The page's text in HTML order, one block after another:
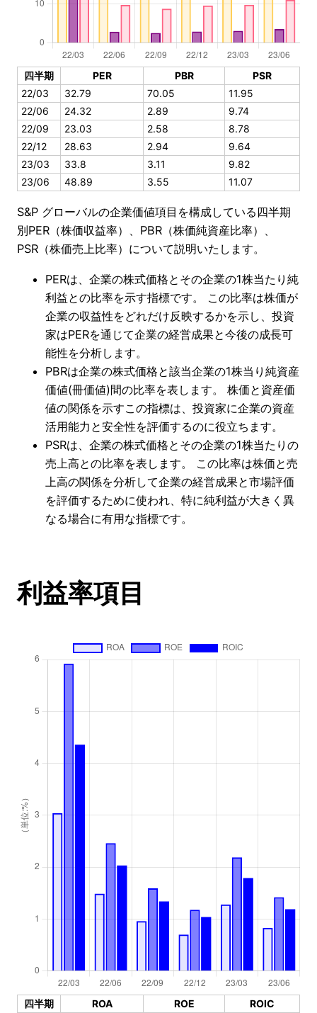
四半期 PER PBR
PSR
22/03
32.79 70.05
11.95
22/06
24.32 2.89
9.74
22/09
23.03 2.58
8.78
22/12
28.63 2.94
9.64
23/03
33.8 3.11
9.82
23/06
48.89 3.55 11.07
S&P グローバルの企業価値項目を構成している四半期
別PER（株価収益率）、PBR（株価純資産比率）、
PSR（株価売上比率）について説明いたします。
PERは、企業の株式価格とその企業の1株当たり純
利益との比率を示す指標です。 この比率は株価が
企業の収益性をどれだけ反映するかを示し、投資
家はPERを通じて企業の経営成果と今後の成長可
能性を分析します。
PBRは企業の株式価格と該当企業の1株当り純資産
価値(冊価値)間の比率を表します。 株価と資産価
値の関係を示すこの指標は、投資家に企業の資産
活用能力と安全性を評価するのに役立ちます。
PSRは、企業の株式価格とその企業の1株当たりの
売上高との比率を表します。 この比率は株価と売
上高の関係を分析して企業の経営成果と市場評価
を評価するために使われ、特に純利益が大きく異
なる場合に有用な指標です。
利益率項目
四半期 ROA ROE
ROIC